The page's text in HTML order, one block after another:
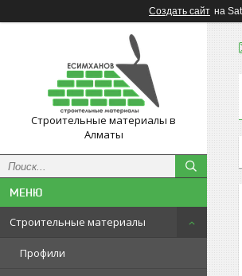
Создать сайт на
Строительные материалы в
Алматы
Строительные материалы
Профили